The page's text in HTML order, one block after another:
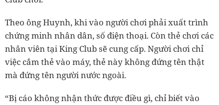
Theo ông Huynh, khi vào người chơi phải xuất trình
chứng minh nhân dân, số điện thoại. Còn thẻ chơi các
nhân viên tại King Club sẽ cung cấp. Người chơi chỉ
việc cắm thẻ vào máy, thẻ này không đứng tên thật
mà đứng tên người nước ngoài.
“Bị cáo không nhận thức được điều gì, chỉ biết vào